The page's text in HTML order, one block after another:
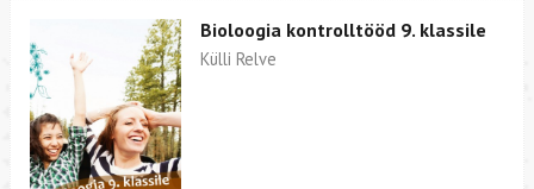
Bioloogia kontrolltööd 9. klassile
Külli Relve